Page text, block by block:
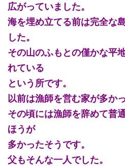
広がっていました。
海を埋め立てる前は完全な
した。
その山のふもとの僅かな平
れている
という所です。
以前は漁師を営む家が多か
その頃には漁師を辞めて普
ほうが
多かったそうです。
父もそんな一人でした。